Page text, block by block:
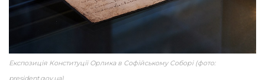
Експозиція Конституції Орлика в Софійському Соборі (фото: